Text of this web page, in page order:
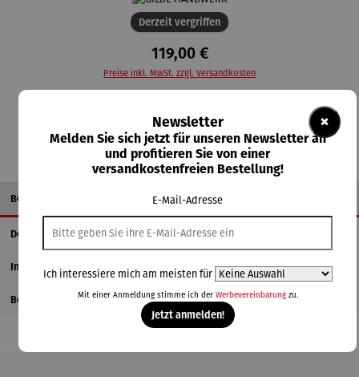
Derzeit vergriffen
119,00 €
Preise inkl. MwSt. zzgl. Versandkosten
Beschreibung
Details
Informationen zum Hersteller
Bewertungen
×
Newsletter
Melden Sie sich jetzt für unseren Newsletter an
und profitieren Sie von einer
versandkostenfreien Bestellung!
E-Mail-Adresse
Ich interessiere mich am meisten für
Mit einer Anmeldung stimme ich der Werbevereinbarungzu.
Jetzt anmelden!